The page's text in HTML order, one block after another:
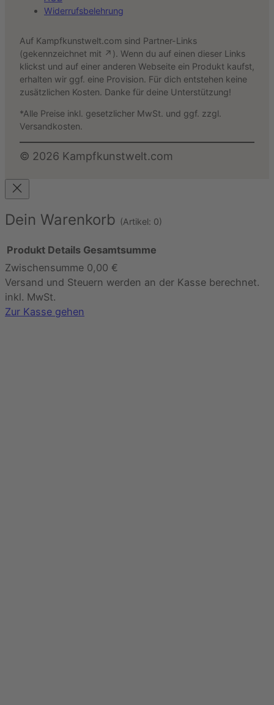
Widerrufsbelehrung
Auf Kampfkunstwelt.com sind Partner-Links
(gekennzeichnet mit ↗). Wenn du auf einen dieser Links
klickst und auf einer anderen Webseite ein Produkt kaufst,
erhalten wir ggf. eine Provision. Für dich entstehen keine
zusätzlichen Kosten. Danke für deine Unterstützung!
*Alle Preise inkl. gesetzlicher MwSt. und ggf. zzgl.
Versandkosten.
© 2026 Kampfkunstwelt.com
Dein Warenkorb (Artikel: 0)
Produkte
im
Warenkorb
Produkt Details Gesamtsumme
Zwischensumme 0,00 €
Versand und Steuern werden an der Kasse berechnet.
inkl. MwSt.
Zur Kasse gehen